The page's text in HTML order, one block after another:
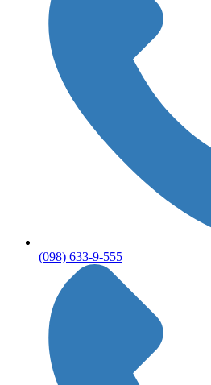
(098) 633-9-555